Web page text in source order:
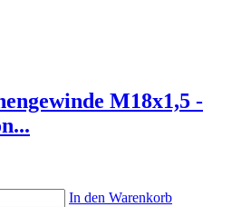
M18x1,5 -
In den Warenkorb